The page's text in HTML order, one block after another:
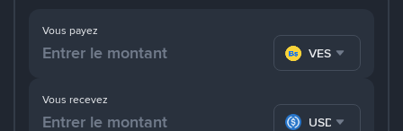
Vous payez
VES
Vous recevez
USDC